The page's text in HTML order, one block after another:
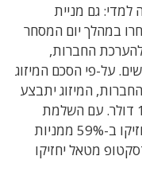
גם מניית
במהלך יום המסחר
להערכת החברות,
על-פי הסכם המיזוג
המיזוג יתבצע
לפי שווי מניית דסקטופ מטאל של 1.88 דולר. עם השלמת
העיסקה, בעלי המניות של סטרטסיס יחזיקו ב-59% ממניות
מטאל יחזיקו